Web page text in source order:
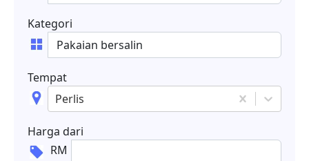
Kategori
Tempat
Perlis
Harga dari
RM